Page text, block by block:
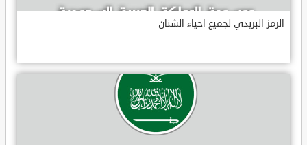
الرمز البريدي لجميع احياء الشنان